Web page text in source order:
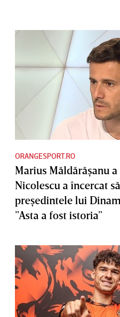
ORANGESPORT.RO
Marius Măldărăşanu
Nicolescu a încercat
preşedintele lui
”Asta a fost istoria”